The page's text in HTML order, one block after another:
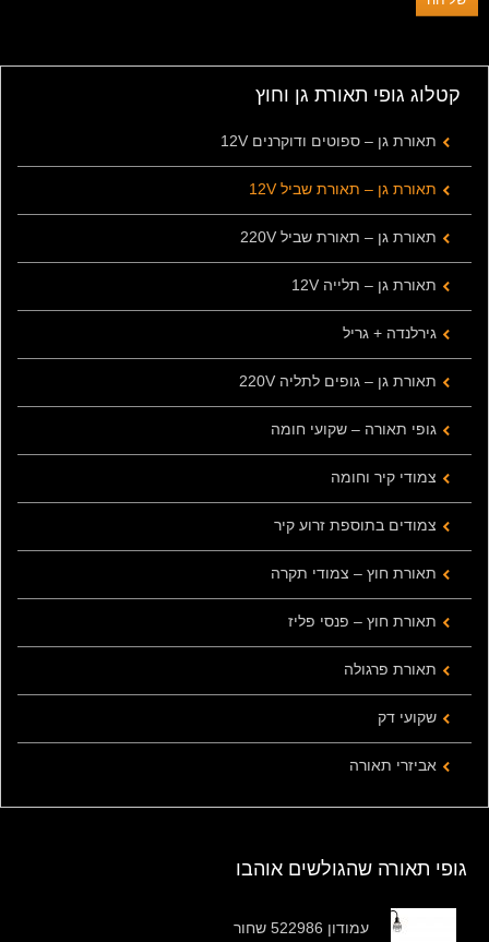
קטלוג גופי תאורת גן וחוץ
תאורת גן – ספוטים ודוקרנים 12V
תאורת גן – תאורת שביל 12V
תאורת גן – תאורת שביל 220V
תאורת גן – תלייה 12V
גירלנדה + גריל
תאורת גן – גופים לתליה 220V
גופי תאורה – שקועי חומה
צמודי קיר וחומה
צמודים בתוספת זרוע קיר
תאורת חוץ – צמודי תקרה
תאורת חוץ – פנסי פליז
תאורת פרגולה
שקועי דק
אביזרי תאורה
גופי תאורה שהגולשים אוהבו
עמודון 522986 שחור